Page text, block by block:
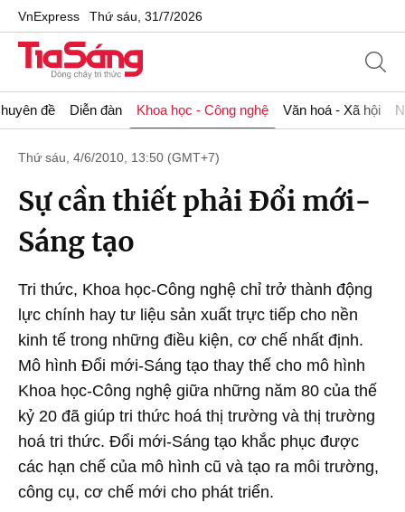
VnExpress Thứ sáu, 31/7/2026
đề Diễn đàn Khoa học - Công nghệ Văn hoá - Xã hội
Thứ sáu, 4/6/2010, 13:50 (GMT+7)
Sự cần thiết phải Đổi mới-
Sáng tạo
Tri thức, Khoa học-Công nghệ chỉ trở thành động
lực chính hay tư liệu sản xuất trực tiếp cho nền
kinh tế trong những điều kiện, cơ chế nhất định.
Mô hình Đổi mới-Sáng tạo thay thế cho mô hình
Khoa học-Công nghệ giữa những năm 80 của thế
kỷ 20 đã giúp tri thức hoá thị trường và thị trường
hoá tri thức. Đổi mới-Sáng tạo khắc phục được
các hạn chế của mô hình cũ và tạo ra môi trường,
công cụ, cơ chế mới cho phát triển.